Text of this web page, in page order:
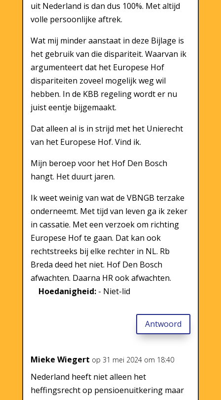
uit Nederland is dan dus 100%. Met altijd
volle persoonlijke aftrek.
Wat mij minder aanstaat in deze Bijlage is
het gebruik van die dispariteit. Waarvan ik
argumenteert dat het Europese Hof
dispariteiten zoveel mogelijk weg wil
hebben. In de KBB regeling wordt er nu
juist eentje bijgemaakt.
Dat alleen al is in strijd met het Unierecht
van het Europese Hof. Vind ik.
Mijn beroep voor het Hof Den Bosch
hangt. Het duurt jaren.
Ik weet weinig van wat de VBNGB terzake
onderneemt. Met tijd van leven ga ik zeker
in cassatie. Met een verzoek om richting
Europese Hof te gaan. Dat kan ook
rechtstreeks bij elke rechter in NL. Rb
Breda deed het niet. Hof Den Bosch
afwachten. Daarna HR ook afwachten.
Hoedanigheid:- Niet-lid
Antwoord
Mieke Wiegert op 31 mei 2024 om 18:40
Nederland heeft niet alleen het
heffingsrecht op pensioenuitkering maar